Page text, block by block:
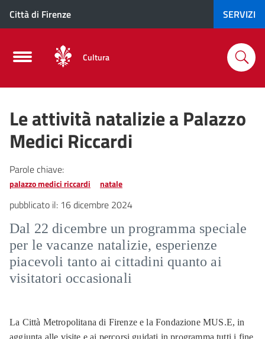
Città di Firenze SERVIZI
Cultura
Le attività natalizie a Palazzo
Medici Riccardi
Parole chiave:
palazzo medici riccardi natale
pubblicato il: 16 dicembre 2024
Dal 22 dicembre un programma speciale
per le vacanze natalizie, esperienze
piacevoli tanto ai cittadini quanto ai
visitatori occasionali
La Città Metropolitana di Firenze e la Fondazione MUS.E, in
aggiunta alle visite e ai percorsi guidati in programma tutti i fine